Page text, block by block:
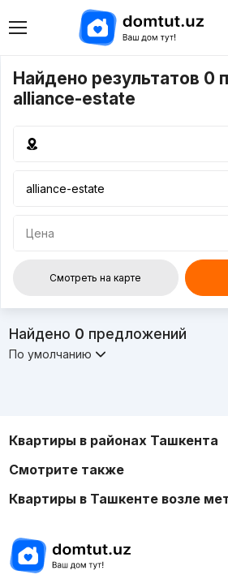
Найдено результатов 0
alliance-estate
Цена
Смотреть на карте
Найдено 0 предложений
По умолчанию
Квартиры в районах Ташкента
Смотрите также
Квартиры в Ташкенте возле